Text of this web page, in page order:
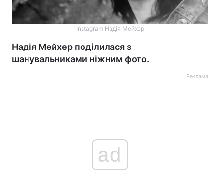
Instagram Надія Мейхер
Надія Мейхер поділилася з
шанувальниками ніжним фото.
Реклама
ad